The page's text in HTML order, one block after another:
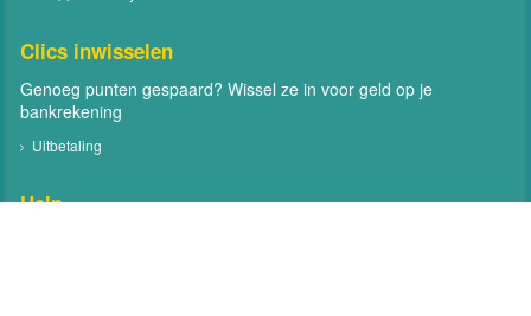
Clics inwisselen
Genoeg punten gespaard? Wissel ze in voor geld op je
bankrekening
Uitbetaling
Help